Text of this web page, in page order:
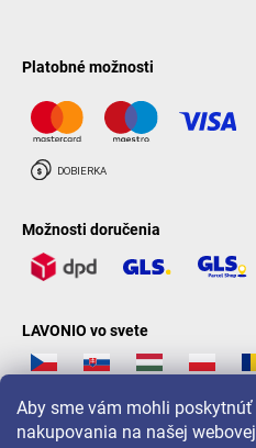
Aby sme vám mohli
nakupovania na našej
Platobné možnosti
Možnosti doručenia
LAVONIO vo svete